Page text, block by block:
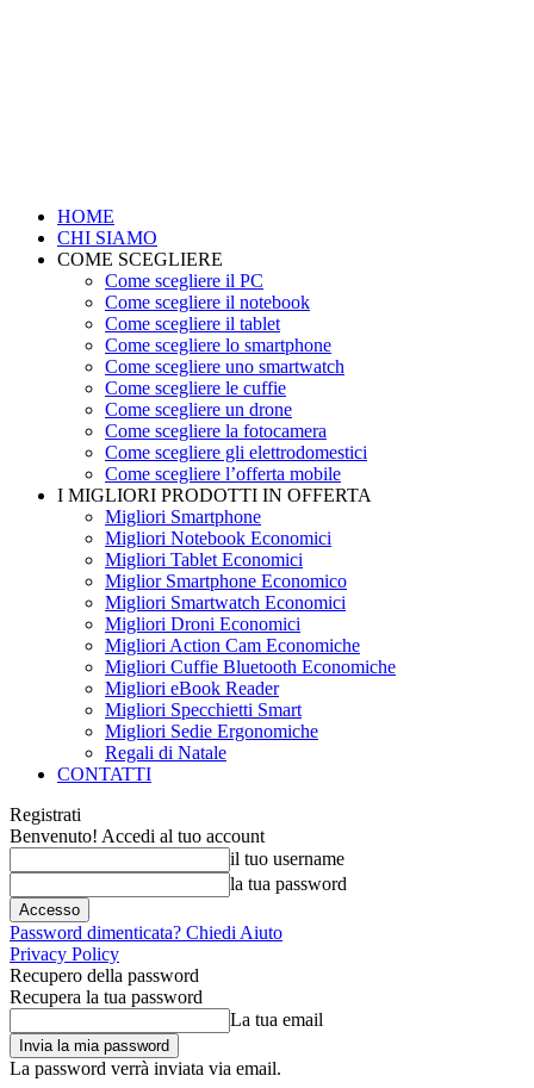
HOME
CHI SIAMO
COME SCEGLIERE
Come scegliere il PC
Come scegliere il notebook
Come scegliere il tablet
Come scegliere lo smartphone
Come scegliere uno smartwatch
Come scegliere le cuffie
Come scegliere un drone
Come scegliere la fotocamera
Come scegliere gli elettrodomestici
Come scegliere l’offerta mobile
I MIGLIORI PRODOTTI IN OFFERTA
Migliori Smartphone
Migliori Notebook Economici
Migliori Tablet Economici
Miglior Smartphone Economico
Migliori Smartwatch Economici
Migliori Droni Economici
Migliori Action Cam Economiche
Migliori Cuffie Bluetooth Economiche
Migliori eBook Reader
Migliori Specchietti Smart
Migliori Sedie Ergonomiche
Regali di Natale
CONTATTI
Registrati
Benvenuto! Accedi al tuo account
il tuo username
la tua password
Password dimenticata? Chiedi Aiuto
Privacy Policy
Recupero della password
Recupera la tua password
La tua email
La password verrà inviata via email.